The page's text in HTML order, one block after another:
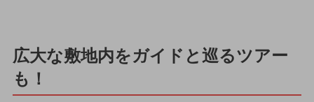
広大な敷地内をガイドと巡るツアー
も！